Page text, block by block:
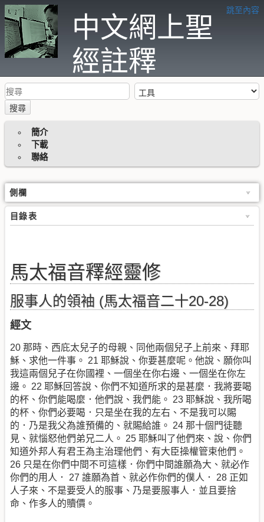
跳至內容
中文網上聖
經註釋
搜尋
簡介
下載
聯絡
側欄
目錄表
馬太福音釋經靈修
服事人的領袖 (馬太福音二十20-28)
經文
20 那時、西庇太兒子的母親、同他兩個兒子上前來、拜耶
穌、求他一件事。 21 耶穌說、你要甚麼呢。他說、願你叫
我這兩個兒子在你國裡、一個坐在你右邊、一個坐在你左
邊。 22 耶穌回答說、你們不知道所求的是甚麼．我將要喝
的杯、你們能喝麼．他們說、我們能。 23 耶穌說、我所喝
的杯、你們必要喝．只是坐在我的左右、不是我可以賜
的．乃是我父為誰預備的、就賜給誰。 24 那十個門徒聽
見、就惱怒他們弟兄二人。 25 耶穌叫了他們來、說、你們
知道外邦人有君王為主治理他們、有大臣操權管束他們。
26 只是在你們中間不可這樣．你們中間誰願為大、就必作
你們的用人． 27 誰願為首、就必作你們的僕人． 28 正如
人子來、不是要受人的服事、乃是要服事人．並且要捨
命、作多人的贖價。